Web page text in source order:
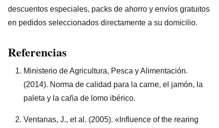
descuentos especiales, packs de ahorro y envíos gratuitos
en pedidos seleccionados directamente a su domicilio.
Referencias
Ministerio de Agricultura, Pesca y Alimentación.
(2014). Norma de calidad para la carne, el jamón, la
paleta y la caña de lomo ibérico.
Ventanas, J., et al. (2005). «Influence of the rearing